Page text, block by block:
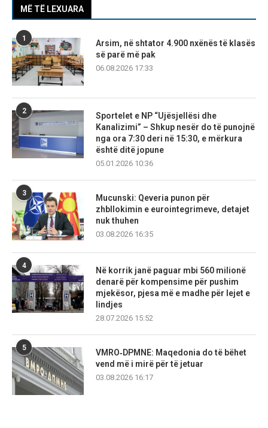
MË TË LEXUARA
1
Arsim, në shtator 4.900 nxënës të klasës
së parë më pak
06.08.2026 17:33
2
Sportelet e NP “Ujësjellësi dhe
Kanalizimi” – Shkup nesër do të punojnë
nga ora 7:30 deri në 15:30, e mërkura
është ditë jopune
05.01.2026 10:36
3
Mucunski: Qeveria punon për
zhbllokimin e eurointegrimeve, detajet
nuk thuhen
03.08.2026 16:35
4
Në korrik janë paguar mbi 560 milionë
denarë për kompensime për pushim
mjekësor, pjesa më e madhe për lejet e
lindjes
28.07.2026 15:52
5
VMRO‑DPMNE: Maqedonia do të bëhet
vend më i mirë për të jetuar
03.08.2026 16:17